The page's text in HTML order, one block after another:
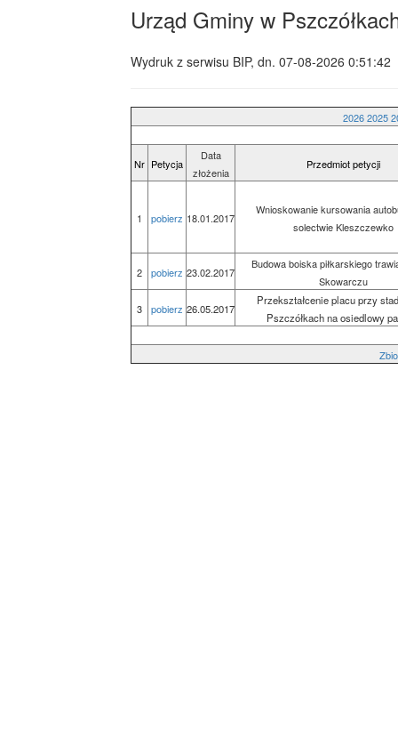
Urząd Gminy w
Wydruk z serwisu BIP, dn. 07-08-2026 0:51:42
2026 2025
Nr Petycja
Data
złożenia
Przedmiot petycji
1 pobierz 18.01.2017
Wnioskowanie kursowania
solectwie Kleszczewko
2 pobierz 23.02.2017
Budowa boiska piłkarskiego
Skowarczu
3
pobierz 26.05.2017
Przekształcenie placu przy
Pszczółkach na osiedlowy